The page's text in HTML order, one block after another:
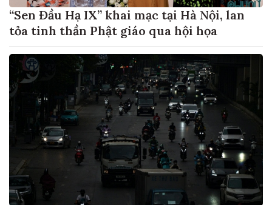
“Sen Đầu Hạ IX” khai mạc tại Hà Nội, lan
tỏa tinh thần Phật giáo qua hội họa